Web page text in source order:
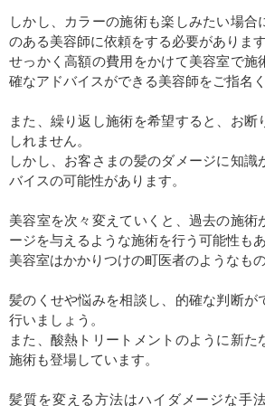
しかし、カラーの施術も楽しみたい場合
のある美容師に依頼をする必要があります
せっかく高額の費用をかけて美容室で施
確なアドバイスができる美容師をご指名く
また、繰り返し施術を希望すると、お断
しれません。
しかし、お客さまの髪のダメージに知識
バイスの可能性があります。
美容室を次々変えていくと、過去の施術
ージを与えるような施術を行う可能性もあ
美容室はかかりつけの町医者のようなもの
髪のくせや悩みを相談し、的確な判断が
行いましょう。
また、酸熱トリートメントのように新た
施術も登場しています。
髪質を変える方法はハイダメージな手